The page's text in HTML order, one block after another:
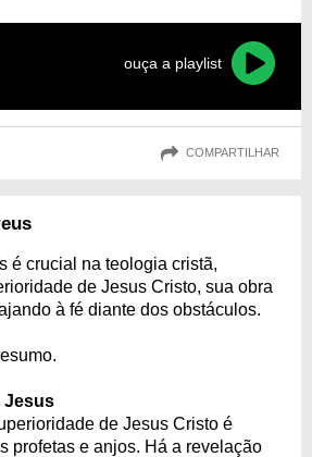
ouça a playlist
COMPARTILHAR
é crucial na teologia cristã,
de Jesus Cristo, sua obra
à fé diante dos obstáculos.
Jesus
de Jesus Cristo é
profetas e anjos. Há a revelação